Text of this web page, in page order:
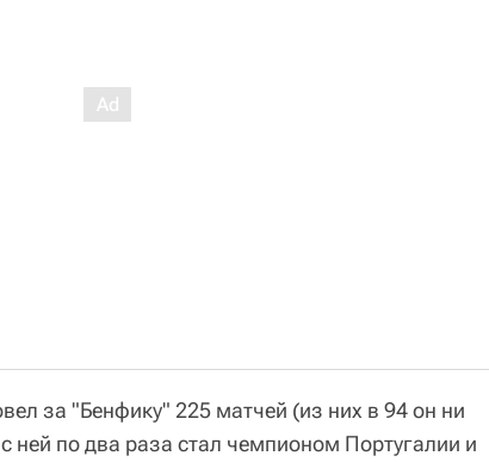
за "Бенфику" 225 матчей (из них в 94 он ни
ней по два раза стал чемпионом Португалии и